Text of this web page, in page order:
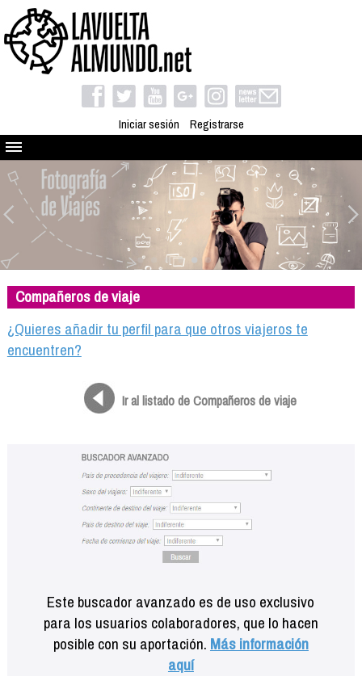
Iniciar sesión Registrarse
Quienes somos
El proyecto
Blog
Viaja con nosotros
Camino solidario
Libros
Compañeros de viaje
Compañeros de viaje
¿Quieres añadir tu perfil para que otros viajeros te
encuentren?
Ir al listado de Compañeros de viaje
Este buscador avanzado es de uso exclusivo
para los usuarios colaboradores, que lo hacen
posible con su aportación. Más información
aquí